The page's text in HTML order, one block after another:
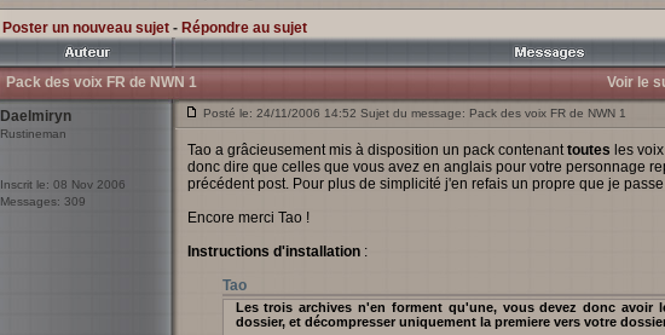
Poster un nouveau sujet- Répondre au sujet
Pack des voix FR de NWN 1 Voir le
Daelmiryn
Rustineman
Inscrit le: 08 Nov 2006
Messages: 309
Posté le: 24/11/2006 14:52 Sujet du message: Pack des voix FR de NWN 1
Tao a grâcieusement mis à disposition un pack contenanttoutes les
donc dire que celles que vous avez en anglais pour votre personnage
précédent post. Pour plus de simplicité j'en refais un propre que je
Encore merci Tao !
Instructions d'installation:
Tao
Les trois archives n'en forment qu'une, vous devez donc avoir
dossier, et décompresser uniquement la premiere vers votre